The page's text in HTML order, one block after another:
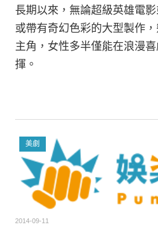
長期以來，無論超級英雄電
或帶有奇幻色彩的大型製作
主角，女性多半僅能在浪漫
揮。
美劇
2014-09-11